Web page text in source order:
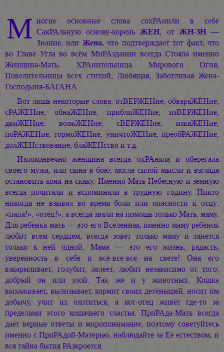
М ногие основные слова сохРАнили в себе
СакРАльную основу-кореньЖЕН, от ЖН-ЗН—
Знание, или Жена, что подтверждает тот факт, что
во Главе Угла во всём МиРАздании всегда Стояла именно
Женщина-Мать, ХРАнительница Мирового Огня,
Повелительница всех стихий, Любящая, Заботливая Жена-
Господыня-БАГАНА.
Вот лишь некоторые слова: отВЕРЖЕНие, обвараЖЕНие,
сРАЖЕНие, обнаЖЕНие, приблиЖЕНие, изВЕРЖЕНие,
двиЖЕНие, возжЖЕНие, сВЕРЖЕНие, изкаЖЕНие,
поРАЖЕНие, тормоЖЕНие, уничтоЖЕНие, преобРАЖЕНие,
долЖЕНствование, блаЖЕНство и т.д.
Изпоконвечно женщина всегда охРАняла и оберегала
своего мужа, или сына в бою, могла силой мысли и взгляда
остановить коня на скаку. Именно Мать Небесную и земную
всегда почитали и вспоминали в трудную годину. Никто
никогда не взывал во время боли или опасности к отцу:
«папа!», «отец!», а всегда звали на помощь только Мать, маму.
Для ребёнка мать — это его Вселенная, именно маму ребёнок
любит всем сердцем, всегда зовёт только маму и тянется
только к ней одной. Мама — это его жизнь, радасть,
уверенность в себе и всё-всё-всё на свете! Она его
взкармливает, голубит, лелеет, любит независимо от того:
добрый он или злой. Так же и у животных. Кошка
выхаживает, вылизывает, кормит своих детёнышей, носит им
добычу, учит их охотиться, а кот-отец живёт где-то за
пределами этого кошачьего счастья. ПриРАда-Мать всегда
даёт верные ответы и миропонимание, поэтому советуйтесь
именно с ПриРАдой-Матерью, наблюдайте за Её естеством, и
вся тайна бытия РАзкроется.